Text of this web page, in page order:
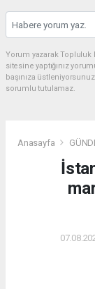
Yorum yazarak Topluluk
sitesine yaptığınız
başınıza
sorumlu tutulamaz.
Anasayfa